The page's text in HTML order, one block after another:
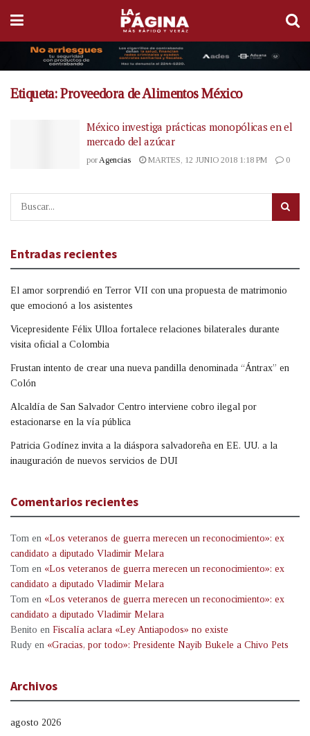
Etiqueta:Proveedora de Alimentos México
México investiga prácticas monopólicas en el
mercado del azúcar
por Agencias MARTES, 12 JUNIO 2018 1:18 PM 0
Entradas recientes
El amor sorprendió en Terror VII con una propuesta de matrimonio
que emocionó a los asistentes
Vicepresidente Félix Ulloa fortalece relaciones bilaterales durante
visita oficial a Colombia
Frustan intento de crear una nueva pandilla denominada “Ántrax” en
Colón
Alcaldía de San Salvador Centro interviene cobro ilegal por
estacionarse en la vía pública
Patricia Godínez invita a la diáspora salvadoreña en EE. UU. a la
inauguración de nuevos servicios de DUI
Comentarios recientes
Tom en «Los veteranos de guerra merecen un reconocimiento»: ex
candidato a diputado Vladimir Melara
Tom en «Los veteranos de guerra merecen un reconocimiento»: ex
candidato a diputado Vladimir Melara
Tom en «Los veteranos de guerra merecen un reconocimiento»: ex
candidato a diputado Vladimir Melara
Benito en Fiscalía aclara «Ley Antiapodos» no existe
Rudy en «Gracias, por todo»: Presidente Nayib Bukele a Chivo Pets
Archivos
agosto 2026